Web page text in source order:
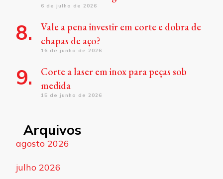
6 de julho de 2026
Vale a pena investir em corte e dobra de
chapas de aço?
16 de junho de 2026
Corte a laser em inox para peças sob
medida
15 de junho de 2026
Arquivos
agosto 2026
julho 2026